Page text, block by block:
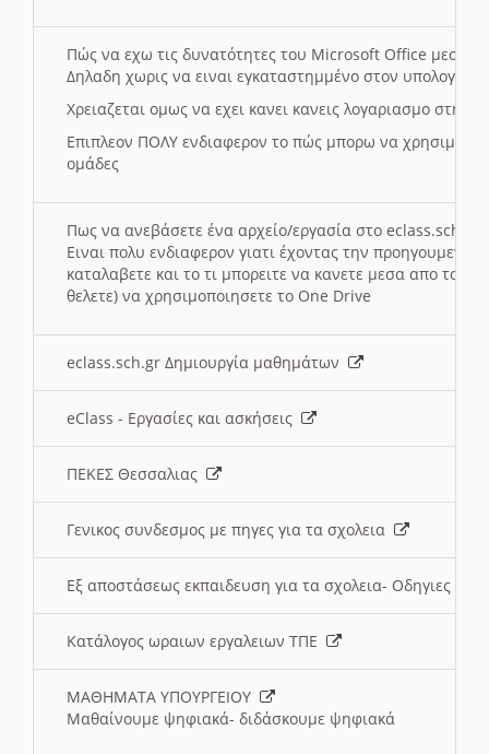
Πώς να εχω τις δυνατότητες του Microsoft Office μεσω
Δηλαδη χωρις να ειναι εγκαταστημμένο στον
Χρειαζεται ομως να εχει κανει κανεις λογαριασμο στη
Επιπλεον ΠΟΛΥ ενδιαφερον το πώς μπορω να
ομάδες
Πως να ανεβάσετε ένα αρχείο/εργασία στο eclass.sch.gr
Ειναι πολυ ενδιαφερον γιατι έχοντας την
καταλαβετε και το τι μπορειτε να κανετε μεσα απο το
θελετε) να χρησιμοποιησετε το One Drive
eclass.sch.gr Δημιουργία μαθημάτων
eClass - Εργασίες και ασκήσεις
ΠΕΚΕΣ Θεσσαλιας
Γενικος συνδεσμος με πηγες για τα σχολεια
Εξ αποστάσεως εκπαιδευση για τα σχολεια- Οδηγιες
Κατάλογος ωραιων εργαλειων ΤΠΕ
ΜΑΘΗΜΑΤΑ ΥΠΟΥΡΓΕΙΟΥ
Μαθαίνουμε ψηφιακά- διδάσκουμε ψηφιακά